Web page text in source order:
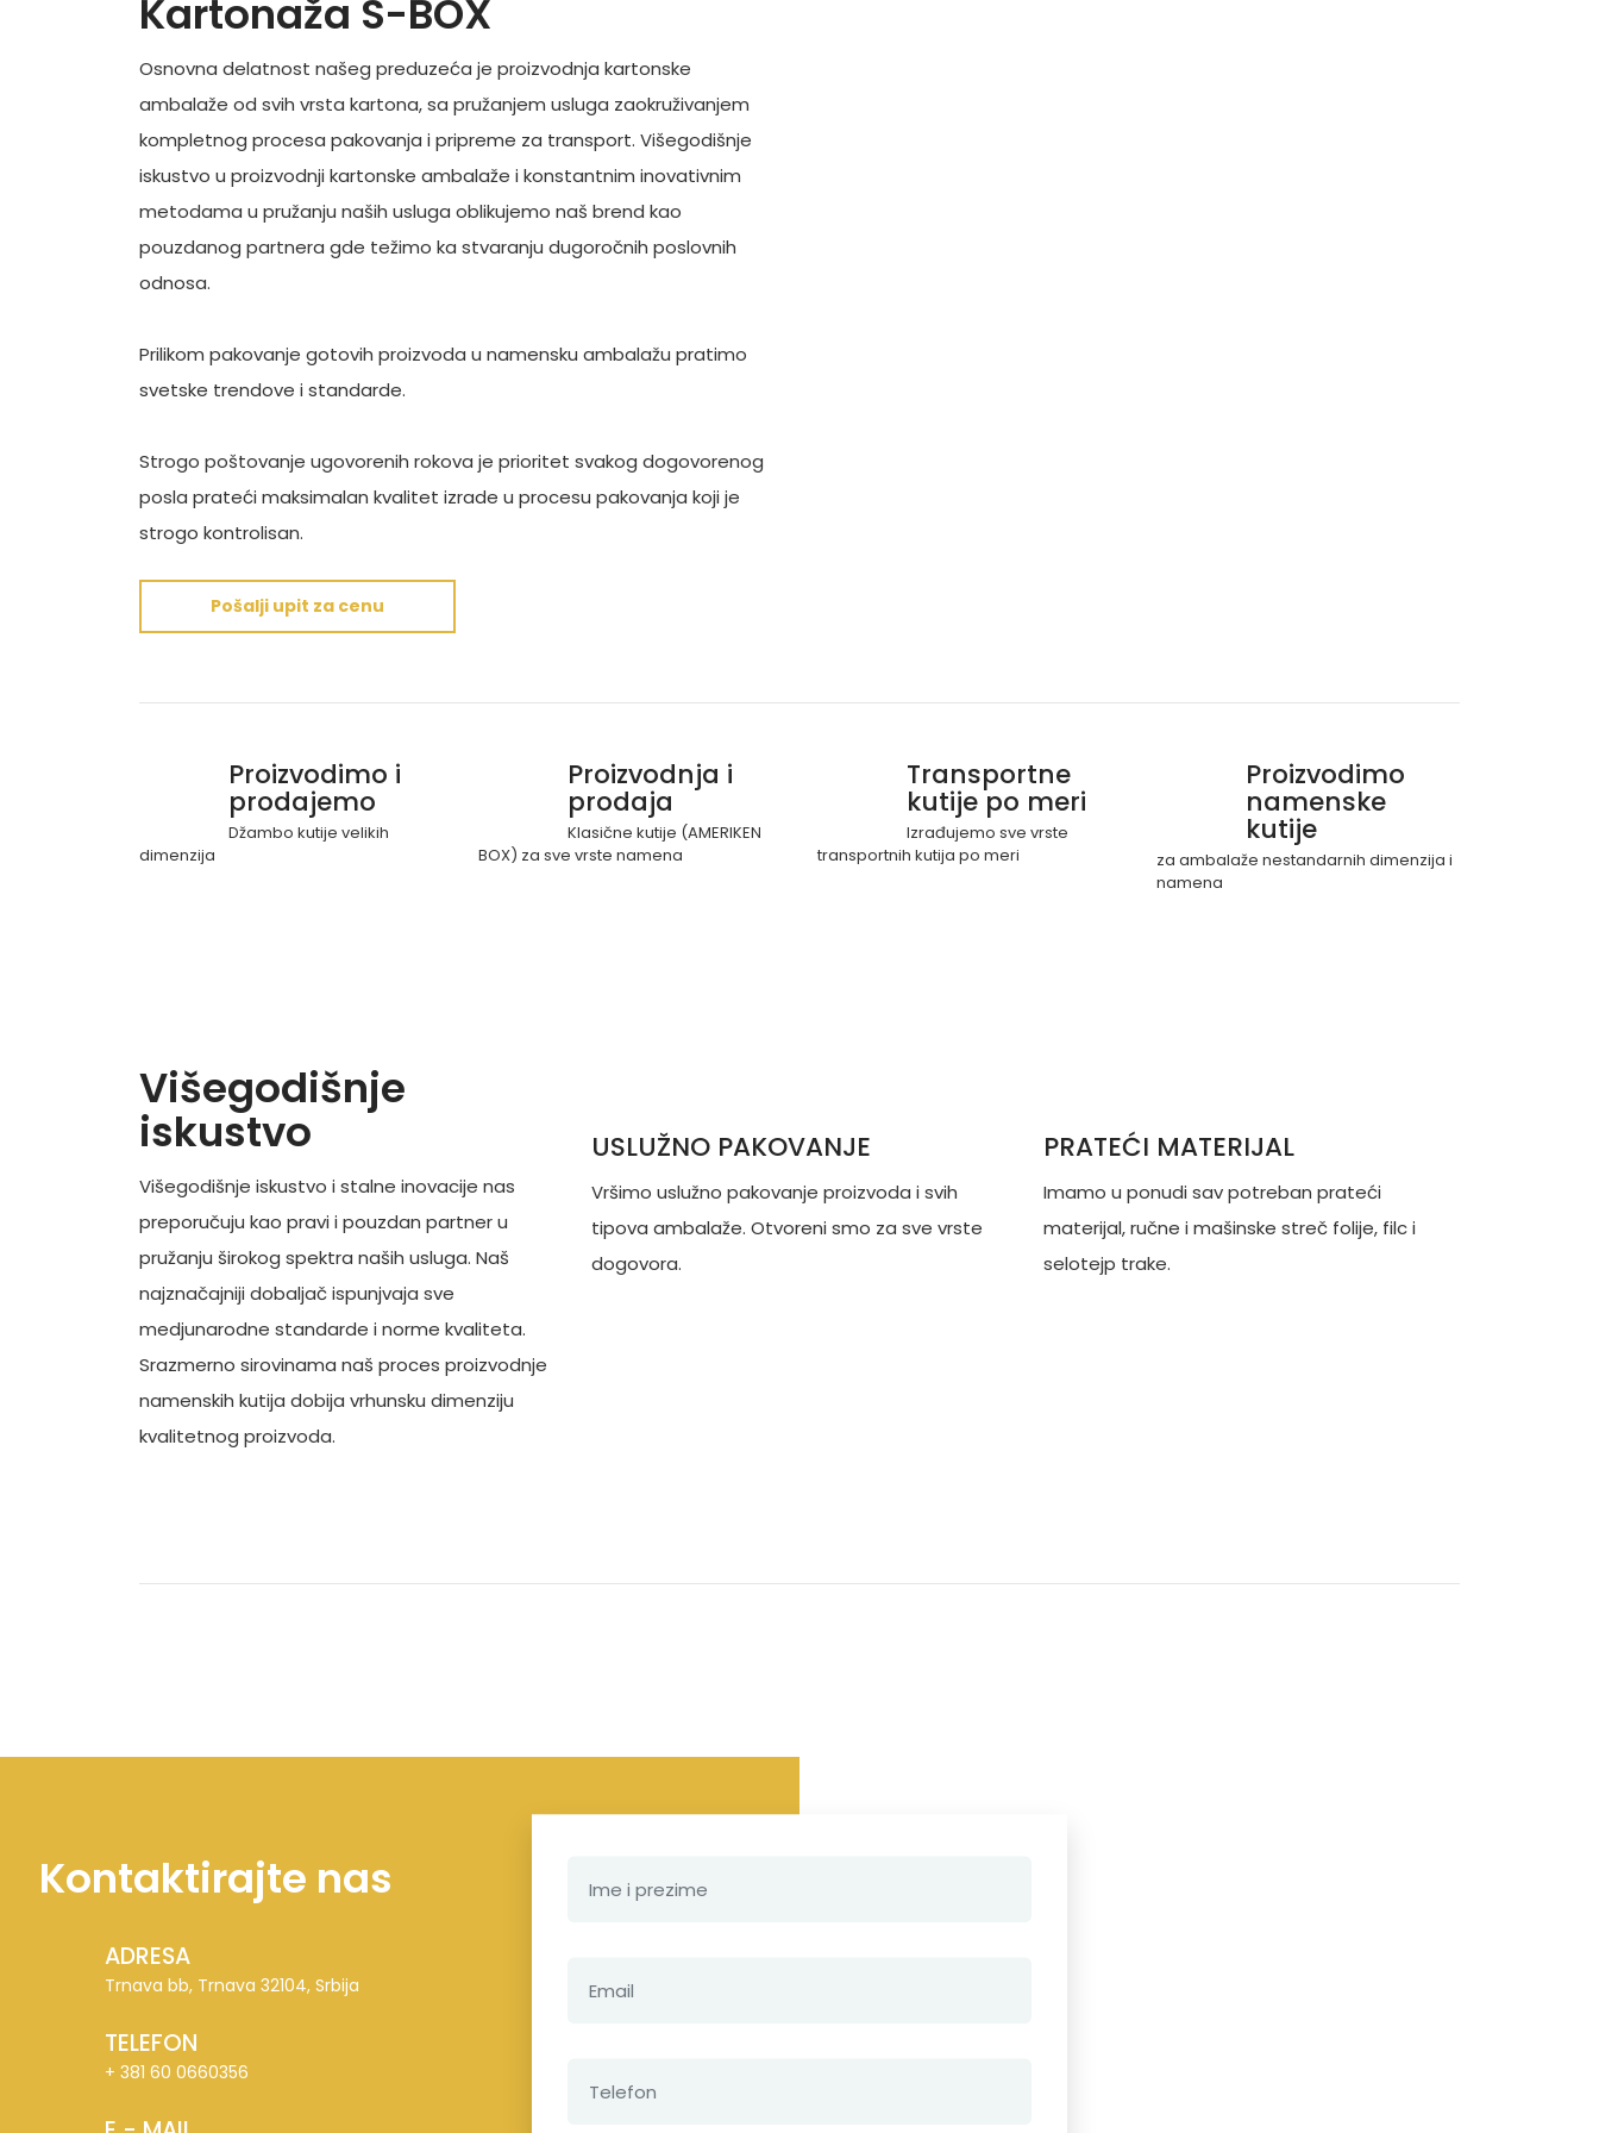
Kartonaža S-BOX
Osnovna delatnost našeg preduzeća je proizvodnja kartonske
ambalaže od svih vrsta kartona, sa pružanjem usluga zaokruživanjem
kompletnog procesa pakovanja i pripreme za transport. Višegodišnje
iskustvo u proizvodnji kartonske ambalaže i konstantnim inovativnim
metodama u pružanju naših usluga oblikujemo naš brend kao
pouzdanog partnera gde težimo ka stvaranju dugoročnih poslovnih
odnosa.
Prilikom pakovanje gotovih proizvoda u namensku ambalažu pratimo
svetske trendove i standarde.
Strogo poštovanje ugovorenih rokova je prioritet svakog dogovorenog
posla prateći maksimalan kvalitet izrade u procesu pakovanja koji je
strogo kontrolisan.
Pošalji upit za cenu
Proizvodimo i
prodajemo
Džambo kutije velikih
dimenzija
Proizvodnja i
prodaja
Klasične kutije (AMERIKEN
BOX) za sve vrste namena
Transportne
kutije po meri
Izrađujemo sve vrste
transportnih kutija po meri
Proizvodimo
namenske
kutije
za ambalaže nestandarnih dimenzija i
namena
Višegodišnje
iskustvo
Višegodišnje iskustvo i stalne inovacije nas
preporučuju kao pravi i pouzdan partner u
pružanju širokog spektra naših usluga. Naš
najznačajniji dobaljač ispunjvaja sve
medjunarodne standarde i norme kvaliteta.
Srazmerno sirovinama naš proces proizvodnje
namenskih kutija dobija vrhunsku dimenziju
kvalitetnog proizvoda.
USLUŽNO PAKOVANJE
Vršimo uslužno pakovanje proizvoda i svih
tipova ambalaže. Otvoreni smo za sve vrste
dogovora.
PRATEĆI MATERIJAL
Imamo u ponudi sav potreban prateći
materijal, ručne i mašinske streč folije, filc i
selotejp trake.
Kontaktirajte nas
ADRESA
Trnava bb, Trnava 32104, Srbija
TELEFON
+ 381 60 0660356